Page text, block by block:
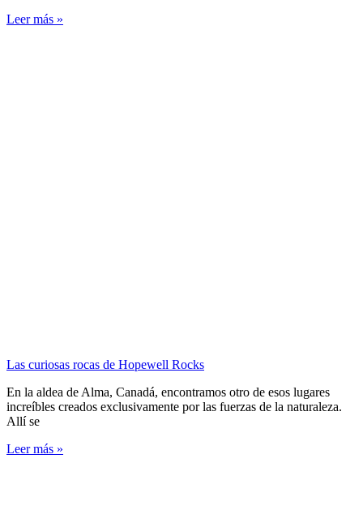
Leer más »
Las curiosas rocas de Hopewell Rocks
En la aldea de Alma, Canadá, encontramos otro de esos lugares
increíbles creados exclusivamente por las fuerzas de la naturaleza.
Allí se
Leer más »